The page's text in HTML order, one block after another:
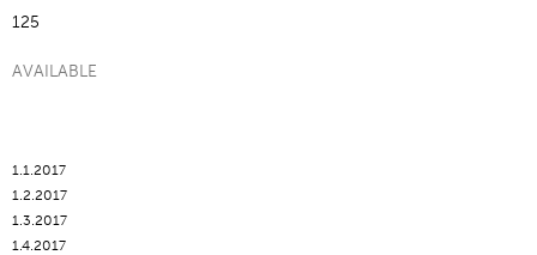
125
AVAILABLE
1.1.2017
1.2.2017
1.3.2017
1.4.2017